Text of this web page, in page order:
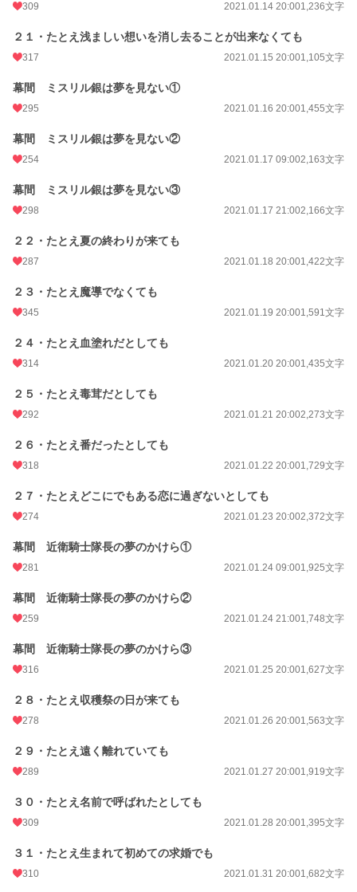
309 2021.01.14 20:001,236文字
２１・たとえ浅ましい想いを消し去ることが出来なくても
317 2021.01.15 20:001,105文字
幕間 ミスリル銀は夢を見ない①
295 2021.01.16 20:001,455文字
幕間 ミスリル銀は夢を見ない②
254 2021.01.17 09:002,163文字
幕間 ミスリル銀は夢を見ない③
298 2021.01.17 21:002,166文字
２２・たとえ夏の終わりが来ても
287 2021.01.18 20:001,422文字
２３・たとえ魔導でなくても
345 2021.01.19 20:001,591文字
２４・たとえ血塗れだとしても
314 2021.01.20 20:001,435文字
２５・たとえ毒茸だとしても
292 2021.01.21 20:002,273文字
２６・たとえ番だったとしても
318 2021.01.22 20:001,729文字
２７・たとえどこにでもある恋に過ぎないとしても
274 2021.01.23 20:002,372文字
幕間 近衛騎士隊長の夢のかけら①
281 2021.01.24 09:001,925文字
幕間 近衛騎士隊長の夢のかけら②
259 2021.01.24 21:001,748文字
幕間 近衛騎士隊長の夢のかけら③
316 2021.01.25 20:001,627文字
２８・たとえ収穫祭の日が来ても
278 2021.01.26 20:001,563文字
２９・たとえ遠く離れていても
289 2021.01.27 20:001,919文字
３０・たとえ名前で呼ばれたとしても
309 2021.01.28 20:001,395文字
３１・たとえ生まれて初めての求婚でも
310 2021.01.31 20:001,682文字